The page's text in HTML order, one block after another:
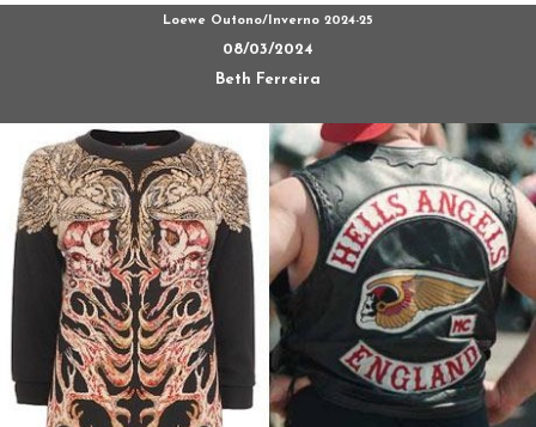
Loewe Outono/Inverno 2024-25
08/03/2024
Beth Ferreira